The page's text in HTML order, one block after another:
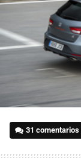
31 comentarios